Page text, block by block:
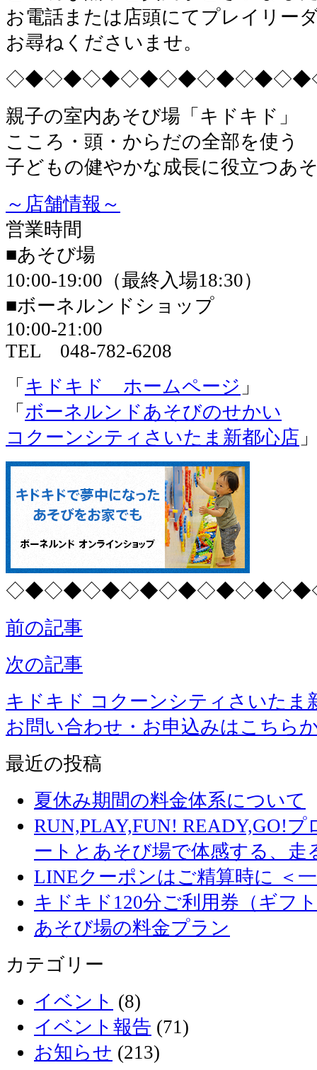
お電話または店頭にてプレイリー
お尋ねくださいませ。
親子の室内あそび場「キドキド」
こころ・頭・からだの全部を使う
子どもの健やかな成長に役立つあ
～店舗情報～
営業時間
■あそび場
10:00-19:00（最終入場18:30）
■ボーネルンドショップ
10:00-21:00
TEL 048-782-6208
「 キドキド ホームページ 」
「 ボーネルンドあそびのせかい
コクーンシティさいたま新都心店
前の記事
次の記事
キドキド コクーンシティさいたま
お問い合わせ・お申込みはこちら
最近の投稿
夏休み期間の料金体系について
RUN,PLAY,FUN! READY,GO!
ートとあそび場で体感する、走
LINEクーポンはご精算時に ＜
キドキド120分ご利用券（ギフ
あそび場の料金プラン
カテゴリー
イベント (8)
イベント報告 (71)
お知らせ (213)